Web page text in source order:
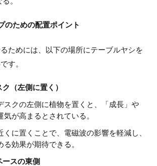
のための配置ポイント
ためには、以下の場所にテーブルヤシを
す。
（左側に置く）
スクの左側に植物を置くと、「成長」や
気が高まるとされている。
くに置くことで、電磁波の影響を軽減し、
る効果が期待できる。
ースの東側